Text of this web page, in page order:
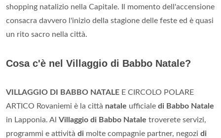
shopping natalizio nella Capitale. Il momento dell'accensione
consacra davvero l'inizio della stagione delle feste ed è quasi
un rito sacro nella città.
Cosa c'è nel Villaggio di Babbo Natale?
VILLAGGIO DI BABBO NATALE E CIRCOLO POLARE
ARTICO Rovaniemi è la città natale ufficiale di Babbo Natale
in Lapponia. Al Villaggio di Babbo Natale troverete servizi,
programmi e attività di molte compagnie partner, negozi di